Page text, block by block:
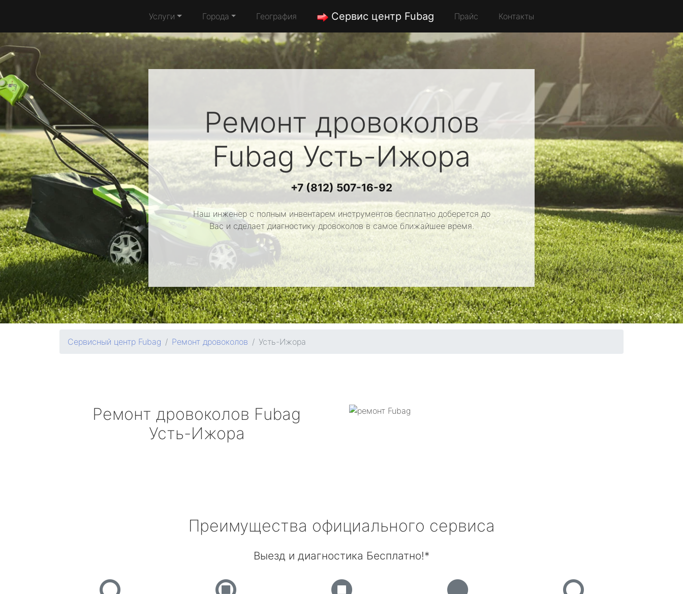
Услуги Города География Сервис центр Fubag Прайс Контакты
Ремонт дровоколов
FubagУсть-Ижора
+7 (812) 507-16-92
Наш инженер с полным инвентарем инструментов бесплатно доберется до
Вас и сделает диагностику дровоколов в самое ближайшее время.
Сервисный центр Fubag Ремонт дровоколов Усть-Ижора
Ремонт дровоколов Fubag
Усть-Ижора
Преимущества официального сервиса
Выезд и диагностика Бесплатно!*